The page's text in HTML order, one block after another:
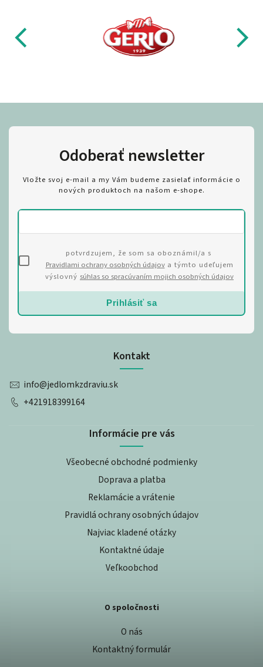
Kontakt
info@jedlomkzdraviu.sk
+421918399164
Informácie pre vás
Všeobecné obchodné podmienky
Doprava a platba
Reklamácie a vrátenie
Pravidlá ochrany osobných údajov
Najviac kladené otázky
Kontaktné údaje
Veľkoobchod
O spoločnosti
O nás
Kontaktný formulár
Odoberať newsletter
Vložte svoj e-mail a my Vám budeme zasielať informácie o
nových produktoch na našom e-shope.
potvrdzujem, že som sa oboznámil/a s
Pravidlami ochrany osobných údajova týmto udeľujem
výslovný súhlas so spracúvaním mojich osobných údajov
Prihlásiť sa